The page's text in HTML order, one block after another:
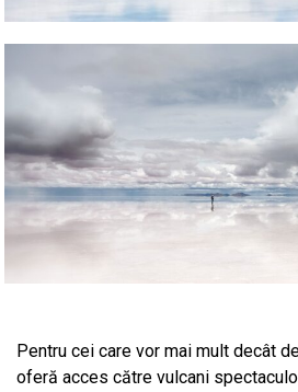
Pentru cei care vor mai mult decât
oferă acces către vulcani